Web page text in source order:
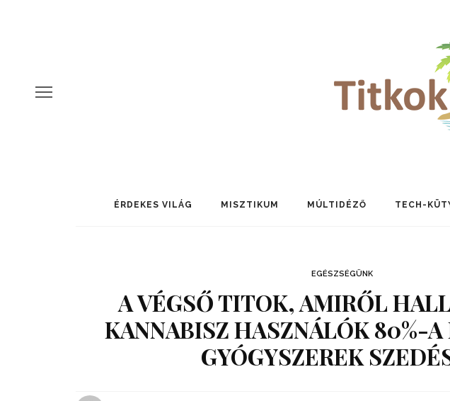
ÉRDEKES VILÁG MISZTIKUM MÚLTIDÉZŐ TECH-
EGÉSZSÉGÜNK
A VÉGSŐ TITOK, AMIRŐL
KANNABISZ HASZNÁLÓK 80%-A
GYÓGYSZEREK